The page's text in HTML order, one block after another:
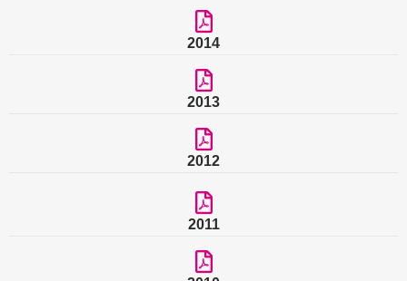
2014
2013
2012
2011